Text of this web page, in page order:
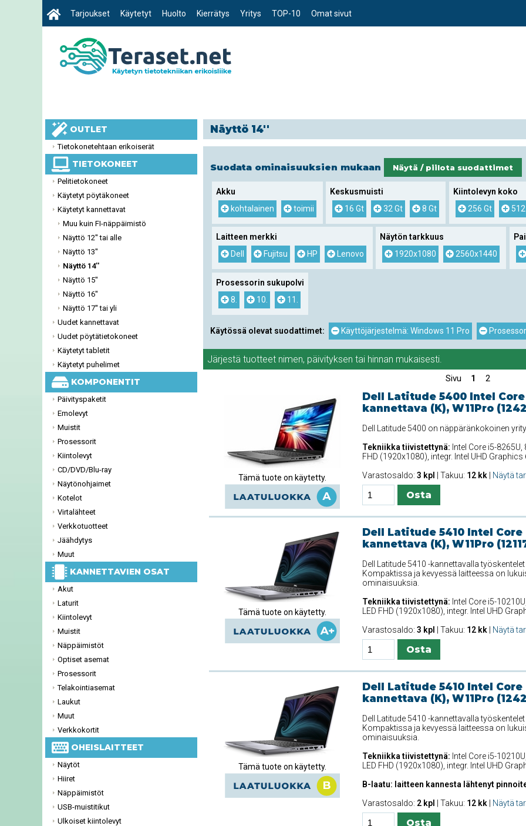
Tarjoukset Käytetyt Huolto Kierrätys Yritys TOP-10 Omat sivut
OUTLET
Tietokonetehtaan erikoiserät
TIETOKONEET
Pelitietokoneet
Käytetyt pöytäkoneet
Käytetyt kannettavat
Muu kuin FI-näppäimistö
Näyttö 12'' tai alle
Näyttö 13''
Näyttö 14''
Näyttö 15''
Näyttö 16''
Näyttö 17'' tai yli
Uudet kannettavat
Uudet pöytätietokoneet
Käytetyt tabletit
Käytetyt puhelimet
KOMPONENTIT
Päivityspaketit
Emolevyt
Muistit
Prosessorit
Kiintolevyt
CD/DVD/Blu-ray
Näytönohjaimet
Kotelot
Virtalähteet
Verkkotuotteet
Jäähdytys
Muut
KANNETTAVIEN OSAT
Akut
Laturit
Kiintolevyt
Muistit
Näppäimistöt
Optiset asemat
Prosessorit
Telakointiasemat
Laukut
Muut
Verkkokortit
OHEISLAITTEET
Näytöt
Hiiret
Näppäimistöt
USB-muistitikut
Ulkoiset kiintolevyt
Näyttö 14''
Suodata ominaisuuksien mukaan Näytä / piilota suodattimet
Akku
kohtalainen
toimii
Keskusmuisti
16 Gt
32 Gt 8 Gt
Kiintolevyn koko
256 Gt
512
Laitteen merkki
Dell
Fujitsu HP Lenovo
Näytön tarkkuus
1920x1080
2560x1440
Prosessorin sukupolvi
8.
10. 11.
Käytössä olevat suodattimet: Käyttöjärjestelmä: Windows 11 Pro
Järjestä tuotteet nimen, päivityksen tai hinnan mukaisesti.
Sivu 1 2
Tämä tuote on käytetty.
Dell Latitude 5400 Intel Core
kannettava (K), W11Pro
Dell Latitude 5400 on näppäränkokoinen
Tekniikka tiivistettynä: Intel Core i5-8265U,
FHD (1920x1080), integr. Intel UHD
Varastosaldo: 3 kpl | Takuu: 12 kk| Näytä
Tämä tuote on käytetty.
Dell Latitude 5410 Intel Core
kannettava (K), W11Pro
Dell Latitude 5410 -kannettavalla
Kompaktissa ja kevyessä laitteessa on
ominaisuuksia.
Tekniikka tiivistettynä: Intel Core i5-
LED FHD (1920x1080), integr. Intel UHD
Varastosaldo: 3 kpl | Takuu: 12 kk| Näytä
Tämä tuote on käytetty.
Dell Latitude 5410 Intel Core
kannettava (K), W11Pro
Dell Latitude 5410 -kannettavalla
Kompaktissa ja kevyessä laitteessa on
ominaisuuksia.
Tekniikka tiivistettynä: Intel Core i5-
LED FHD (1920x1080), integr. Intel UHD
B-laatu: laitteen kannesta lähtenyt
Varastosaldo: 2 kpl | Takuu: 12 kk| Näytä